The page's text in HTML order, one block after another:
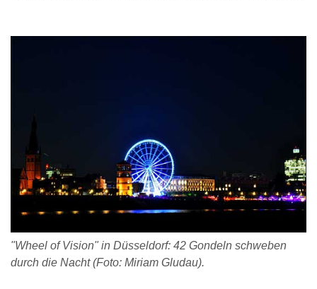
"Wheel of Vision" in Düsseldorf: 42 Gondeln schweben
durch die Nacht (Foto: Miriam Gludau).